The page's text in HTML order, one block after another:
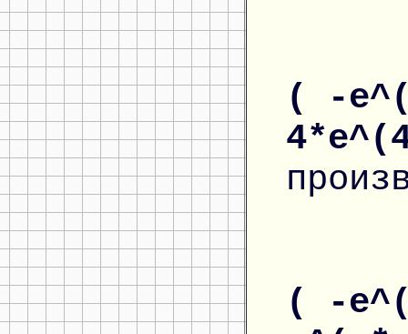
( -
( -